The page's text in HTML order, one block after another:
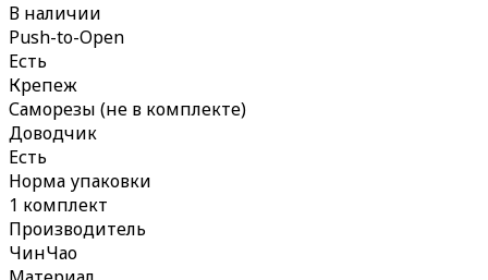
В наличии
Push-to-Open
Есть
Крепеж
Саморезы (не в комплекте)
Доводчик
Есть
Норма упаковки
1 комплект
Производитель
ЧинЧао